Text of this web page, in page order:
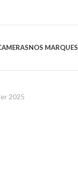
NOS MARQUES
2025